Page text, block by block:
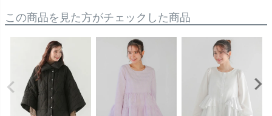
この商品を見た方がチェックした商品